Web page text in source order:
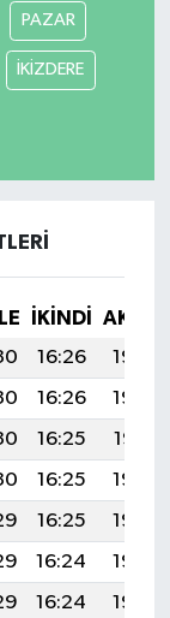
PAZAR
İKİZDERE
İKINDI
16:26
19:49
16:26
19:48
16:25
19:47
16:25
19:46
16:25
19:45
16:24
19:44
16:24
19:43